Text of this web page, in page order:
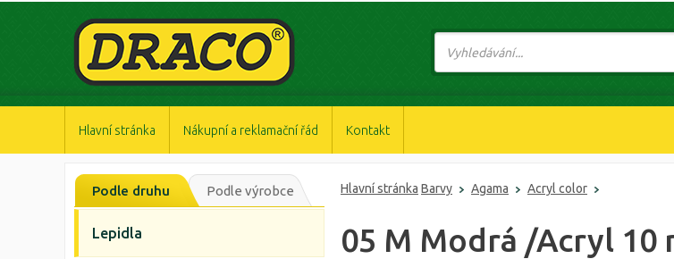
Hlavní stránka Nákupní a reklamační řád Kontakt
Hlavní stránka Barvy Agama Acryl color
05 M Modrá /Acryl 10
Podle druhu Podle výrobce
Lepidla